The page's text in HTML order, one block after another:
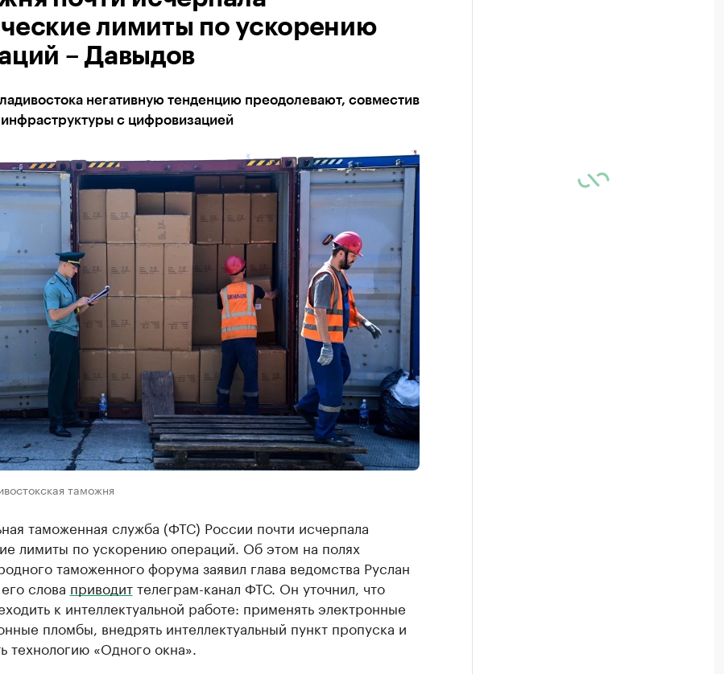
лимиты по ускорению
– Давыдов
негативную тенденцию преодолевают, совместив
инфраструктуры с цифровизацией
таможня
таможенная служба (ФТС) России почти исчерпала
лимиты по ускорению операций. Об этом на полях
таможенного форума заявил глава ведомства Руслан
слова приводиттелеграм-канал ФТС. Он уточнил, что
к интеллектуальной работе: применять электронные
пломбы, внедрять интеллектуальный пункт пропуска и
технологию «Одного окна».